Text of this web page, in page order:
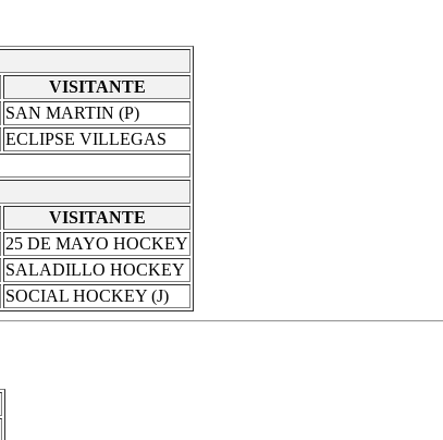
VISITANTE
SAN MARTIN (P)
ECLIPSE VILLEGAS
VISITANTE
25 DE MAYO HOCKEY
SALADILLO HOCKEY
SOCIAL HOCKEY (J)